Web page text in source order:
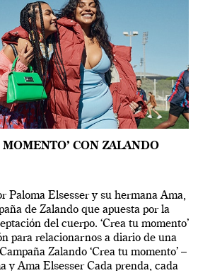
MOMENTO’ CON ZALANDO
Paloma Elsesser y su hermana Ama,
de Zalando que apuesta por la
del cuerpo. ‘Crea tu momento’
para relacionarnos a diario de una
Zalando ‘Crea tu momento’ –
y Ama Elsesser Cada prenda, cada